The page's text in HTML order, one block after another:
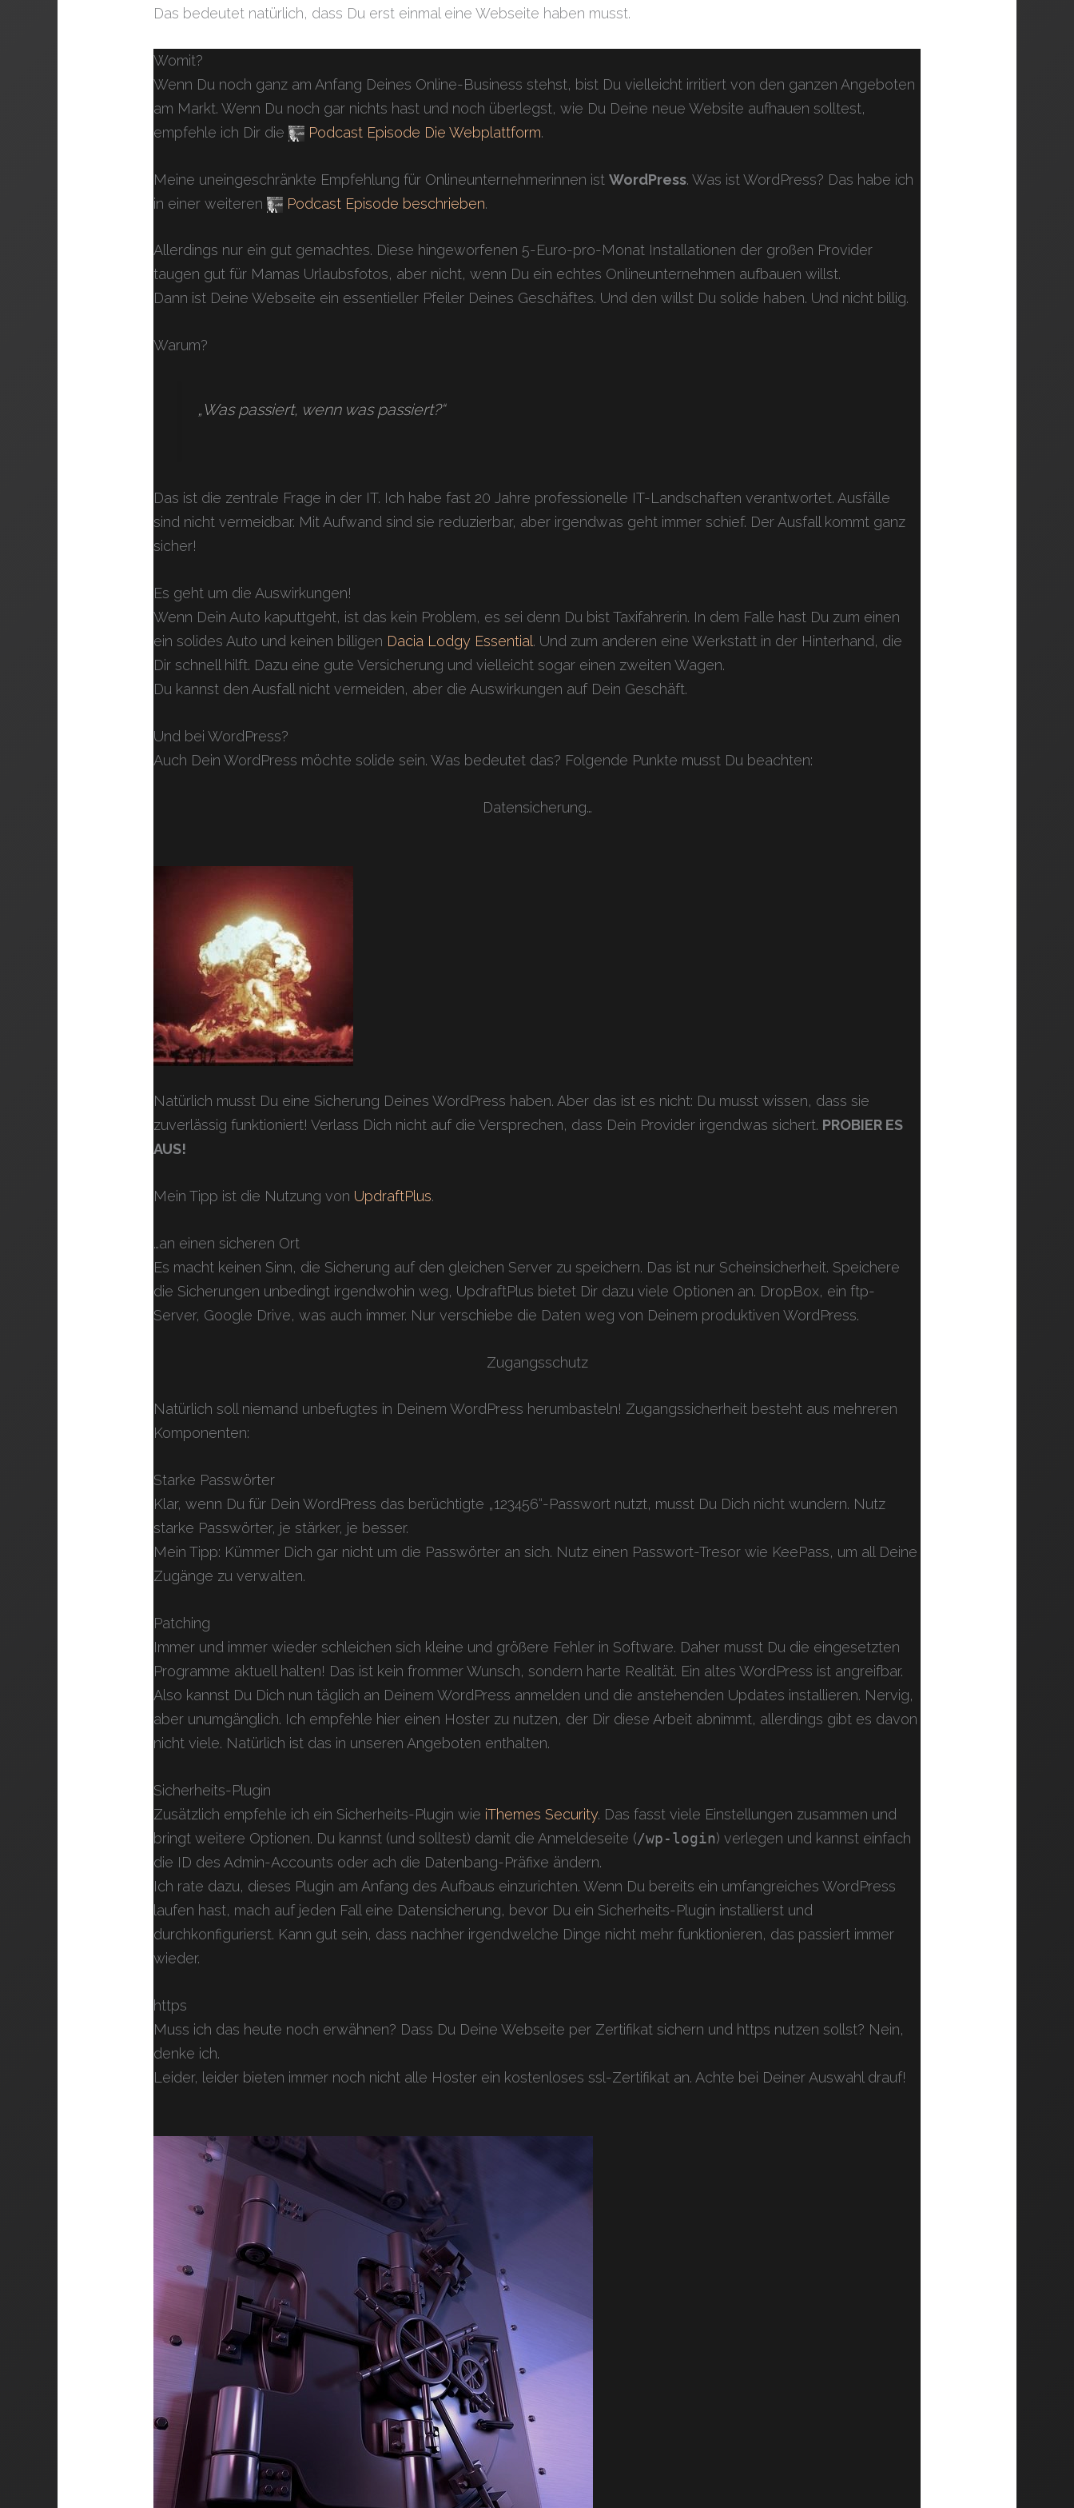
Das bedeutet natürlich, dass Du erst einmal eine Webseite haben musst.
Womit?
Wenn Du noch ganz am Anfang Deines Online-Business stehst, bist Du vielleicht irritiert von den ganzen Angeboten
am Markt. Wenn Du noch gar nichts hast und noch überlegst, wie Du Deine neue Website aufhauen solltest,
empfehle ich Dir die
Podcast Episode Die Webplattform.
Meine uneingeschränkte Empfehlung für Onlineunternehmerinnen istWordPress. Was ist WordPress? Das habe ich
in einer weiteren
Podcast Episode beschrieben.
Allerdings nur ein gut gemachtes. Diese hingeworfenen 5-Euro-pro-Monat Installationen der großen Provider
taugen gut für Mamas Urlaubsfotos, aber nicht, wenn Du ein echtes Onlineunternehmen aufbauen willst.
Dann ist Deine Webseite ein essentieller Pfeiler Deines Geschäftes. Und den willst Du solide haben. Und nicht billig.
Warum?
„Was passiert, wenn was passiert?“
Das ist die zentrale Frage in der IT. Ich habe fast 20 Jahre professionelle IT-Landschaften verantwortet. Ausfälle
sind nicht vermeidbar. Mit Aufwand sind sie reduzierbar, aber irgendwas geht immer schief. Der Ausfall kommt ganz
sicher!
Es geht um die Auswirkungen!
Wenn Dein Auto kaputtgeht, ist das kein Problem, es sei denn Du bist Taxifahrerin. In dem Falle hast Du zum einen
ein solides Auto und keinen billigen Dacia Lodgy Essential . Und zum anderen eine Werkstatt in der Hinterhand, die
Dir schnell hilft. Dazu eine gute Versicherung und vielleicht sogar einen zweiten Wagen.
Du kannst den Ausfall nicht vermeiden, aber die Auswirkungen auf Dein Geschäft.
Und bei WordPress?
Auch Dein WordPress möchte solide sein. Was bedeutet das? Folgende Punkte musst Du beachten:
Datensicherung…
Natürlich musst Du eine Sicherung Deines WordPress haben. Aber das ist es nicht: Du musst wissen, dass sie
zuverlässig funktioniert! Verlass Dich nicht auf die Versprechen, dass Dein Provider irgendwas sichert. PROBIER ES
AUS!
Mein Tipp ist die Nutzung von UpdraftPlus.
…an einen sicheren Ort
Es macht keinen Sinn, die Sicherung auf den gleichen Server zu speichern. Das ist nur Scheinsicherheit. Speichere
die Sicherungen unbedingt irgendwohin weg, UpdraftPlus bietet Dir dazu viele Optionen an. DropBox, ein ftp-
Server, Google Drive, was auch immer. Nur verschiebe die Daten weg von Deinem produktiven WordPress.
Zugangsschutz
Natürlich soll niemand unbefugtes in Deinem WordPress herumbasteln! Zugangssicherheit besteht aus mehreren
Komponenten:
Starke Passwörter
Klar, wenn Du für Dein WordPress das berüchtigte „123456“-Passwort nutzt, musst Du Dich nicht wundern. Nutz
starke Passwörter, je stärker, je besser.
Mein Tipp: Kümmer Dich gar nicht um die Passwörter an sich. Nutz einen Passwort-Tresor wie KeePass, um all Deine
Zugänge zu verwalten.
Patching
Immer und immer wieder schleichen sich kleine und größere Fehler in Software. Daher musst Du die eingesetzten
Programme aktuell halten! Das ist kein frommer Wunsch, sondern harte Realität. Ein altes WordPress ist angreifbar.
Also kannst Du Dich nun täglich an Deinem WordPress anmelden und die anstehenden Updates installieren. Nervig,
aber unumgänglich. Ich empfehle hier einen Hoster zu nutzen, der Dir diese Arbeit abnimmt, allerdings gibt es davon
nicht viele. Natürlich ist das in unseren Angeboten enthalten.
Sicherheits-Plugin
Zusätzlich empfehle ich ein Sicherheits-Plugin wie iThemes Security. Das fasst viele Einstellungen zusammen und
bringt weitere Optionen. Du kannst (und solltest) damit die Anmeldeseite (/wp-login) verlegen und kannst einfach
die ID des Admin-Accounts oder ach die Datenbang-Präfixe ändern.
Ich rate dazu, dieses Plugin am Anfang des Aufbaus einzurichten. Wenn Du bereits ein umfangreiches WordPress
laufen hast, mach auf jeden Fall eine Datensicherung, bevor Du ein Sicherheits-Plugin installierst und
durchkonfigurierst. Kann gut sein, dass nachher irgendwelche Dinge nicht mehr funktionieren, das passiert immer
wieder.
https
Muss ich das heute noch erwähnen? Dass Du Deine Webseite per Zertifikat sichern und https nutzen sollst? Nein,
denke ich.
Leider, leider bieten immer noch nicht alle Hoster ein kostenloses ssl-Zertifikat an. Achte bei Deiner Auswahl drauf!